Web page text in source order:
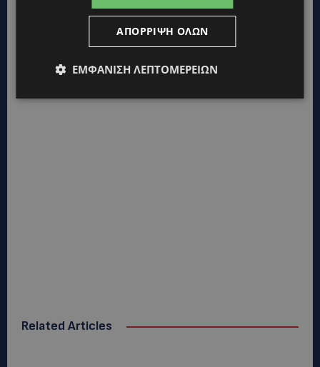
ΜΑΚΑΡΙΟΣ ΔΡΟΥΣΙΩΤΗΣ: «Δεν ξεκινήσαμε μόνοι μας» – Η
ΜΟΝΗ ΑΓΙΟΥ ΝΕΟΦΥΤΟΥ: «Για αποκατάσταση της αλήθειας» –
Related Articles
ΑΠΌΡΡΙΨΗ ΌΛΩΝ
ΕΜΦΆΝΙΣΗ ΛΕΠΤΟΜΕΡΕΙΏΝ